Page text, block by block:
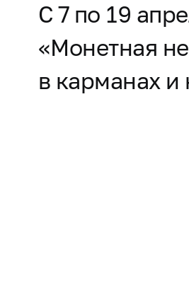
С 7 по 19
«Монетная
в карманах и